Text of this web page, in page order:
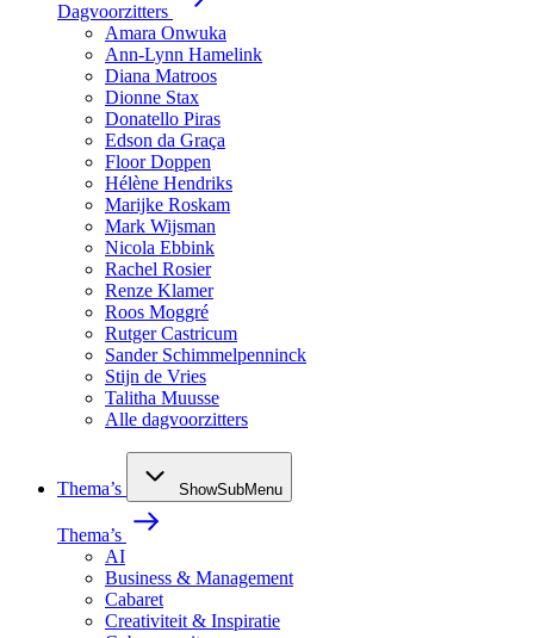
Dagvoorzitters
Amara Onwuka
Ann-Lynn Hamelink
Diana Matroos
Dionne Stax
Donatello Piras
Edson da Graça
Floor Doppen
Hélène Hendriks
Marijke Roskam
Mark Wijsman
Nicola Ebbink
Rachel Rosier
Renze Klamer
Roos Moggré
Rutger Castricum
Sander Schimmelpenninck
Stijn de Vries
Talitha Muusse
Alle dagvoorzitters
Thema’s ShowSubMenu
Thema’s
AI
Business & Management
Cabaret
Creativiteit & Inspiratie